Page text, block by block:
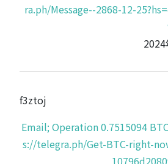
ra.ph/Message--2868-12-
f3ztoj
Email; Operation 0.7515094
s://telegra.ph/Get-BTC-right-